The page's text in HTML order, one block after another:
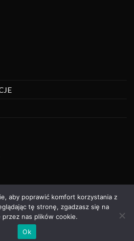
2026 ©
aby poprawić komfort korzystania z
tę stronę, zgadzasz się na
przez nas plików cookie.
Ok